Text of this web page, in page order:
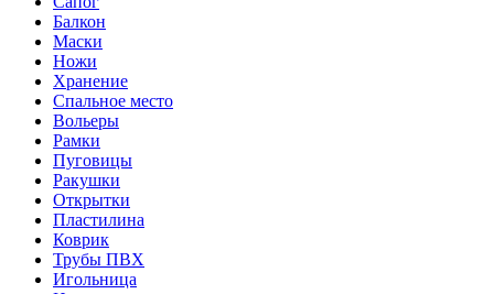
Балкон
Маски
Ножи
Хранение
Спальное место
Вольеры
Рамки
Пуговицы
Ракушки
Открытки
Пластилина
Коврик
Трубы ПВХ
Игольница